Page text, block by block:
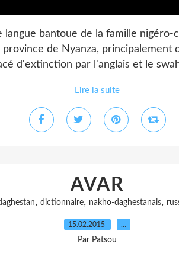
langue bantoue de la famille
de Nyanza, principalement
d'extinction par l'anglais et le
Lire la suite
AVAR
, dictionnaire, nakho-daghestanais,
15.02.2015 …
Par Patsou